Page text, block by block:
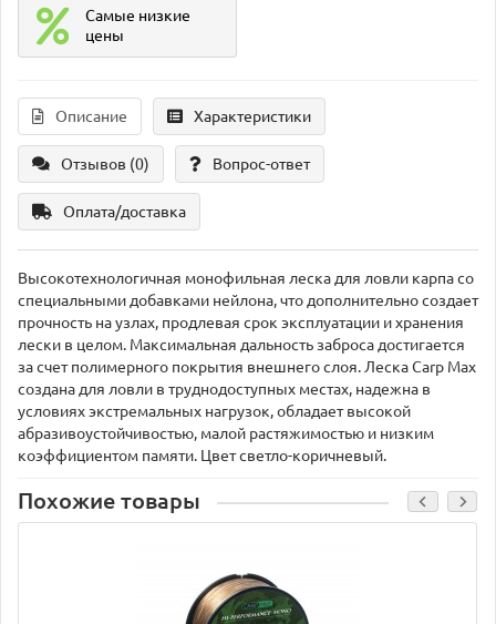
Самые низкие
цены
Описание Характеристики
Отзывов (0) Вопрос-ответ
Оплата/доставка
Высокотехнологичная монофильная леска для ловли карпа со
специальными добавками нейлона, что дополнительно создает
прочность на узлах, продлевая срок эксплуатации и хранения
лески в целом. Максимальная дальность заброса достигается
за счет полимерного покрытия внешнего слоя. Леска Carp Max
создана для ловли в труднодоступных местах, надежна в
условиях экстремальных нагрузок, обладает высокой
абразивоустойчивостью, малой растяжимостью и низким
коэффициентом памяти. Цвет светло-коричневый.
Похожие товары